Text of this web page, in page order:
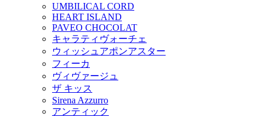
UMBILICAL CORD
HEART ISLAND
PAVEO CHOCOLAT
キャラティヴォーチェ
ウィッシュアポンアスター
フィーカ
ヴィヴァージュ
ザ キッス
Sirena Azzurro
アンティック